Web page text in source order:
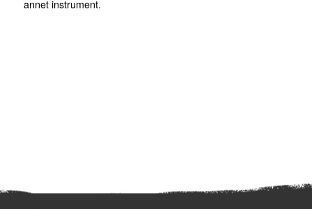
annet instrument.